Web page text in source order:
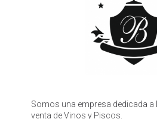
Somos una empresa dedicada a
venta de Vinos y Piscos.